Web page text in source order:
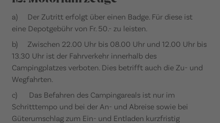
a) Der Zutritt erfolgt über einen Badge. Für diese ist
eine Depotgebühr von Fr. 50.- zu leisten.
b) Zwischen 22.00 Uhr bis 08.00 Uhr und 12.00 Uhr bis
13.30 Uhr ist der Fahrverkehr innerhalb des
Campingplatzes verboten. Dies betrifft auch die Zu- und
Wegfahrten.
c) Das Befahren des Campingareals ist nur im
Schritttempo und bei der An- und Abreise sowie bei
Güterumschlag zum Ein- und Entladen kurzfristig